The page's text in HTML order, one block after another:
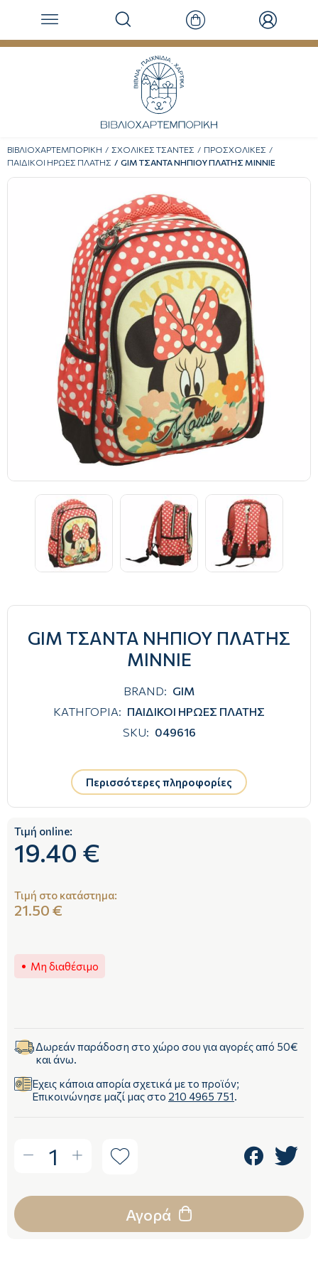
ΒΙΒΛΙΟΧΑΡΤΕΜΠΟΡΙΚΗ ΣΧΟΛΙΚΕΣ ΤΣΑΝΤΕΣ
ΠΡΟΣΧΟΛΙΚΕΣ
ΠΑΙΔΙΚΟΙ ΗΡΩΕΣ ΠΛΑΤΗΣ
GIM ΤΣΑΝΤΑ ΝΗΠΙΟΥ ΠΛΑΤΗΣ MINNIE
GIM ΤΣΑΝΤΑ ΝΗΠΙΟΥ ΠΛΑΤΗΣ
MINNIE
BRAND: GIM
ΚΑΤΗΓΟΡΙΑ: ΠΑΙΔΙΚΟΙ ΗΡΩΕΣ ΠΛΑΤΗΣ
SKU: 049616
Περισσότερες πληροφορίες
Τιμή online:
19.40 €
Τιμή στο κατάστημα:
21.50 €
Μη διαθέσιμο
Δωρεάν παράδοση στο χώρο σου για αγορές από 50€
και άνω.
Έχεις κάποια απορία σχετικά με το προϊόν;
Επικοινώνησε μαζί μας στο 210 4965 751.
1
Αγορά